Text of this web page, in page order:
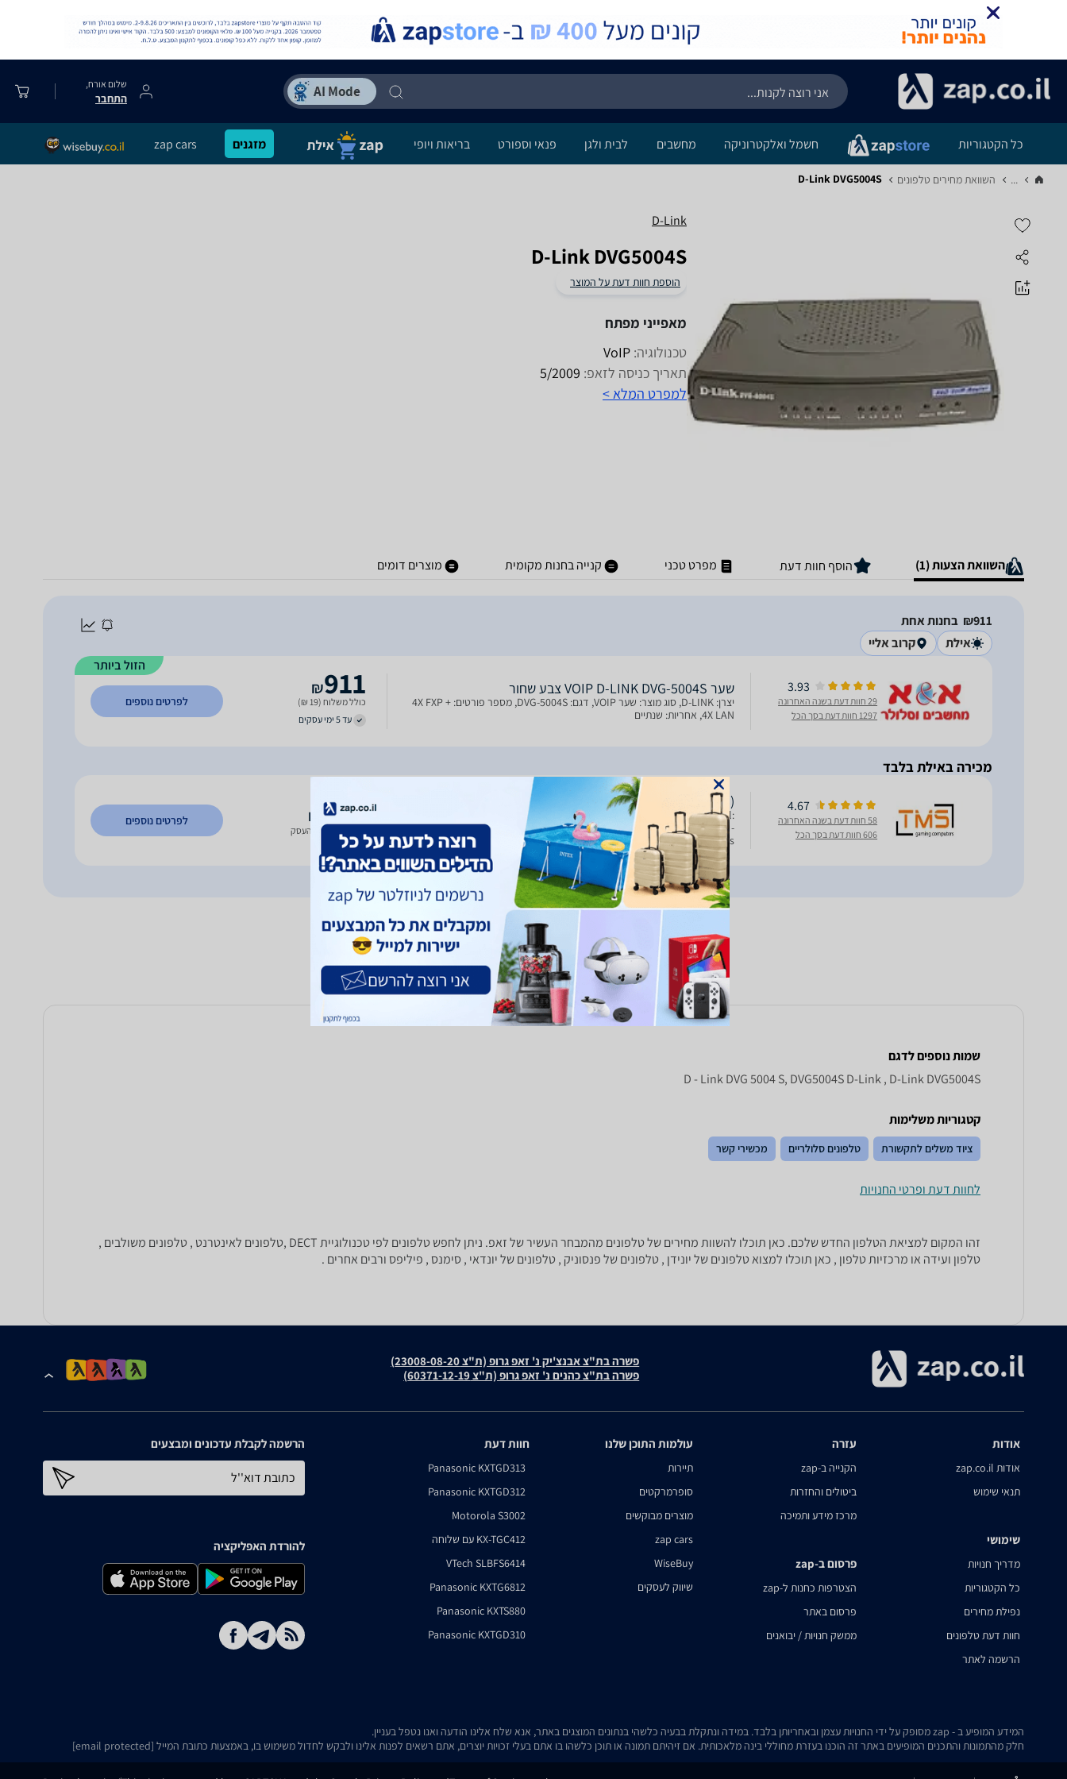
שלום אורח,
התחבר
כל הקטגוריות חשמל ואלקטרוניקה מחשבים לבית ולגן פנאי וספורט בריאות ויופי מזגנים zap cars
... השוואת מחירים טלפונים‏ D-Link DVG5004S
D-Link
D-Link DVG5004S
הוספת חוות דעת על המוצר
מאפייני מפתח
טכנולוגיה: VoIP
תאריך כניסה לזאפ: 5/2009
למפרט המלא >
השוואת הצעות (1) הוסף חוות דעת מפרט טכני קנייה בחנות מקומית מוצרים דומים
911‏₪
בחנות אחת
אילת
קרוב אליי
הזול ביותר
3.93
29 חוות דעת בשנה האחרונה
1297 חוות דעת בסך הכל
שער VOIP D-LINK DVG-5004S צבע שחור
יצרן: D-LINK, סוג מוצר: שער VOIP, דגם: DVG-5004S, מספר פורטים: 4X FXP +
4X LAN, אחריות: שנתיים
911
₪
כולל משלוח (19 ₪)
עד 5 ימי עסקים
לפרטים נוספים
מכירה באילת בלבד
4.67
58 חוות דעת בשנה האחרונה
606 חוות דעת בסך הכל
VOIP Station Gateway 4 Port (4X FXP +‎ 4X LAN)
DVG-5004S Voice Features G.711 a-law 64K - Packet Interval:
20/30/40/50/60 ms - Concurrent Calls: 4 ch @ 20 ms G.711 ?-law 64K -
Packet Interval: 20/30/40/50/60 ms - Concurrent Calls: 4 ch @ 20 ms
G.722 64K - Packet Interval: 20/30/40/50/60 ms - Concurre
655
₪
רכישה בבית העסק
לפרטים נוספים
שמות נוספים לדגם
D - Link DVG 5004 S, DVG5004S D-Link , D-Link DVG5004S
קטגוריות משלימות
ציוד משלים לתקשורת טלפונים סלולריים מכשירי קשר
לחוות דעת ופרטי החנויות
זהו המקום למציאת הטלפון החדש שלכם. כאן תוכלו להשוות מחירים של טלפונים מהמבחר העשיר של זאפ. ניתן לחפש טלפונים לפי טכנולוגיית DECT ,טלפונים לאינטרנט , טלפונים משולבים ,
טלפון ועידה או מרכזיות טלפון , כאן תוכלו למצוא טלפונים של יונידן , טלפונים של פנסוניק , טלפונים של יונדאי , סימנס , פיליפס ורבים אחרים .
פשרה בת"צ אבנצ'יק נ' זאפ גרופ (ת"צ 23008-08-20)
פשרה בת"צ כהנים נ' זאפ גרופ (ת"צ 60371-12-19)
אודות
אודות zap.co.il
תנאי שימוש
שימושי
מדריך חנויות
כל הקטגוריות
נפילת מחירים
חוות דעת טלפונים
הרשמה לאתר
עזרה
הקנייה ב-zap
ביטולים והחזרות
מרכז מידע ותמיכה
פרסום ב-zap
הצטרפות כחנות ל-zap
פרסום באתר
ממשק חנויות / יבואנים
עולמות התוכן שלנו
תיירות
סופרמרקטים
מוצרים מבוקשים
zap cars
WiseBuy
שיווק לעסקים
חוות דעת
Panasonic KXTGD313
Panasonic KXTGD312
Motorola S3002
KX-TGC412 עם שלוחה
VTech SLBFS6414
Panasonic KXTG6812
Panasonic KXTS880
Panasonic KXTGD310
הרשמה לקבלת עדכונים ומבצעים
כתובת דוא''ל
להורדת האפליקציה
המידע המופיע ב - zap מסופק על ידי החנויות עצמן ובאחריותן בלבד. במידה ונתקלת בבעיה כלשהי בנתונים המוצגים באתר, אנא שלח אלינו הודעה ואנו נטפל בעניין.
חלק מהתמונות והתכנים המופיעים באתר זה הוכנו בעזרת מחוללי בינה מלאכותית. אם זיהיתם תמונה או תוכן כלשהו בו אתם בעלי זכויות יוצרים, אתם רשאים לפנות אלינו ולבקש לחדול משימוש בו, באמצעות כתובת המייל [email protected]